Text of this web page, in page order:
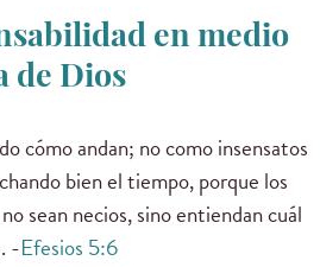
en medio
de Dios
cómo andan; no como insensatos
bien el tiempo, porque los
sean necios, sino entiendan cuál
-Efesios 5:6